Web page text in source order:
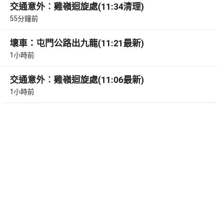
交通意外︰雞嶺迴旋處(11:34清理)
55分鐘前
壞車：屯門公路出九龍(11:21最新)
1小時前
交通意外︰雞嶺迴旋處(11:06最新)
1小時前